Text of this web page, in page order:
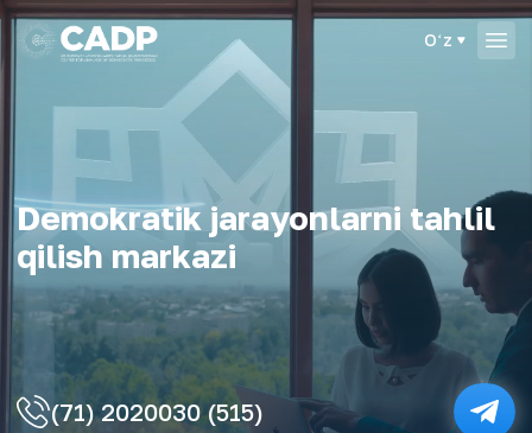
Oʻz
Demokrаtik jаrаyonlаrni tаhlil
qilish mаrkаzi
(71) 2020030 (515)